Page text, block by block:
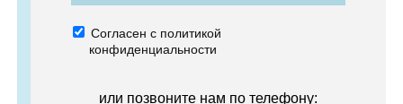
Согласен с политикой
конфиденциальности
или позвоните нам по телефону: